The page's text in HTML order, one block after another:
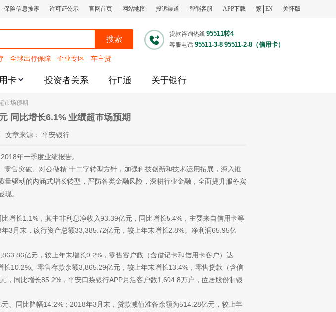
保险信息披露 许可证公示 官网首页 网站地图 投诉渠道 智能客服 APP下载 繁 EN 关怀版
搜索
贷款咨询热线 95511转4
客服电话 95511-3-8 95511-2-8（信用卡）
全球出行保障 企业专区 车主贷
卡 投资者关系 行E通 关于银行
市场预期
同比增长6.1% 业绩超市场预期
文章来源： 平安银行
年一季度业绩报告。
突破、对公做精”十二字转型方针，加强科技创新和技术运用拓展，深入推
驱动的内涵式增长转型，严防各类金融风险，深耕行业金融，全面提升服务实
。
增长1.1%，其中非利息净收入93.39亿元，同比增长5.4%，主要来自信用卡等
3月末，该行资产总额33,385.72亿元，较上年末增长2.8%。净利润65.95亿
亿元，较上年末增长9.2%，零售客户数（含借记卡和信用卡客户）达
10.2%。零售存款余额3,865.29亿元，较上年末增长13.4%，零售贷款（含信
同比增长85.2%，平安口袋银行APP月活客户数1,604.8万户，位居股份制银
、同比降幅14.2%；2018年3月末，贷款减值准备余额为514.28亿元，较上年